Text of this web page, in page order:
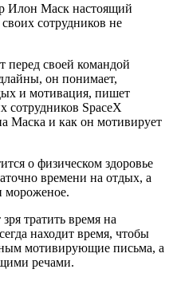
Илон Маск настоящий
сотрудников не
перед своей командой
он понимает,
и мотивация, пишет
сотрудников SpaceX
Маска и как он мотивирует
о физическом здоровье
времени на отдых, а
мороженое.
тратить время на
находит время, чтобы
мотивирующие письма, а
речами.